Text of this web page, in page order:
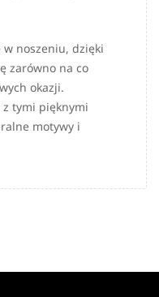
w noszeniu, dzięki
zarówno na co
okazji.
z tymi pięknymi
motywy i